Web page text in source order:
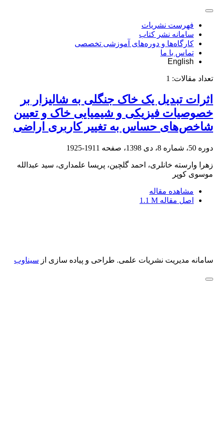
فهرست نشریات
سامانه نشر کتاب
کارگاه‌ها و دوره‌های آموزشی تخصصی
تماس با ما
English
تعداد مقالات: 1
اثرات تبدیل یک خاک جنگلی به شالیزار بر
خصوصیات فیزیکی و شیمیایی خاک و تعیین
شاخص‌های حساس به تغییر کاربری اراضی
دوره 50، شماره 8، دی 1398، صفحه 1911-1925
زهرا وارسته خانلری، احمد گلچین، پریسا علمداری، سید عبدالله
موسوی کوپر
مشاهده مقاله
اصل مقاله 1.1 M
سامانه مدیریت نشریات علمی. طراحی و پیاده سازی از سیناوب